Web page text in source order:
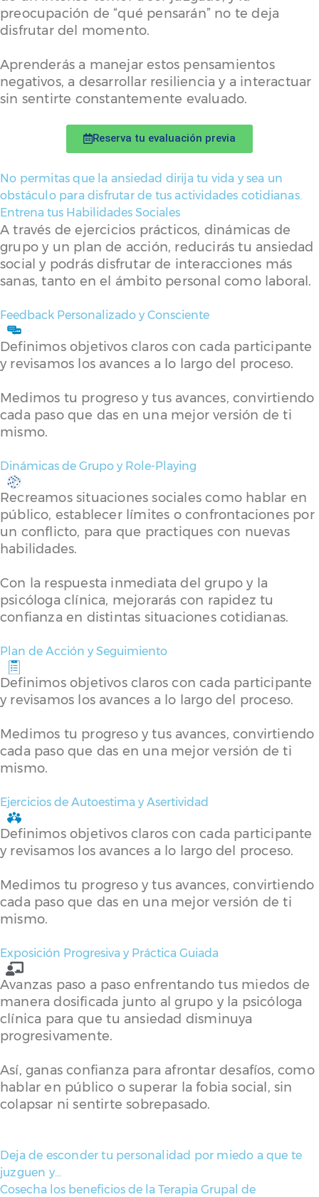
preocupación de “qué pensarán” no te deja
disfrutar del momento.
Aprenderás a manejar estos pensamientos
negativos, a desarrollar resiliencia y a interactuar
sin sentirte constantemente evaluado.
Reserva tu evaluación previa
No permitas que la ansiedad dirija tu vida y sea un
obstáculo para disfrutar de tus actividades cotidianas.
Entrena tus Habilidades Sociales
A través de ejercicios prácticos, dinámicas de
grupo y un plan de acción, reducirás tu ansiedad
social y podrás disfrutar de interacciones más
sanas, tanto en el ámbito personal como laboral.
Feedback Personalizado y Consciente
Definimos objetivos claros con cada participante
y revisamos los avances a lo largo del proceso.
Medimos tu progreso y tus avances, convirtiendo
cada paso que das en una mejor versión de ti
mismo.
Dinámicas de Grupo y Role-Playing
Recreamos situaciones sociales como hablar en
público, establecer límites o confrontaciones por
un conflicto, para que practiques con nuevas
habilidades.
Con la respuesta inmediata del grupo y la
psicóloga clínica, mejorarás con rapidez tu
confianza en distintas situaciones cotidianas.
Plan de Acción y Seguimiento
Definimos objetivos claros con cada participante
y revisamos los avances a lo largo del proceso.
Medimos tu progreso y tus avances, convirtiendo
cada paso que das en una mejor versión de ti
mismo.
Ejercicios de Autoestima y Asertividad
Definimos objetivos claros con cada participante
y revisamos los avances a lo largo del proceso.
Medimos tu progreso y tus avances, convirtiendo
cada paso que das en una mejor versión de ti
mismo.
Exposición Progresiva y Práctica Guiada
Avanzas paso a paso enfrentando tus miedos de
manera dosificada junto al grupo y la psicóloga
clínica para que tu ansiedad disminuya
progresivamente.
Así, ganas confianza para afrontar desafíos, como
hablar en público o superar la fobia social, sin
colapsar ni sentirte sobrepasado.
Deja de esconder tu personalidad por miedo a que te
juzguen y…
Cosecha los beneficios de la Terapia Grupal de